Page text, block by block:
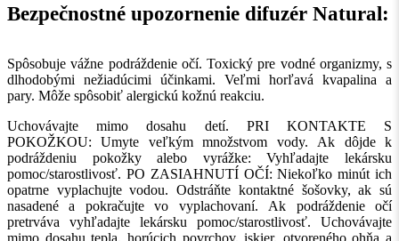
Bezpečnostné upozornenie difuzér Natural:
Spôsobuje vážne podráždenie očí. Toxický pre vodné organizmy, s
dlhodobými nežiadúcimi účinkami. Veľmi horľavá kvapalina a
pary. Môže spôsobiť alergickú kožnú reakciu.
Uchovávajte mimo dosahu detí. PRI KONTAKTE S
POKOŽKOU: Umyte veľkým množstvom vody. Ak dôjde k
podráždeniu pokožky alebo vyrážke: Vyhľadajte lekársku
pomoc/starostlivosť. PO ZASIAHNUTÍ OČÍ: Niekoľko minút ich
opatrne vyplachujte vodou. Odstráňte kontaktné šošovky, ak sú
nasadené a pokračujte vo vyplachovaní. Ak podráždenie očí
pretrváva vyhľadajte lekársku pomoc/starostlivosť. Uchovávajte
mimo dosahu tepla, horúcich povrchov, iskier, otvoreného ohňa a